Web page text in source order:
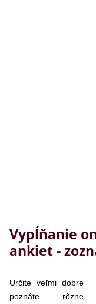
Vypĺňanie
ankiet -
Určite veľmi dobre
poznáte rôzne